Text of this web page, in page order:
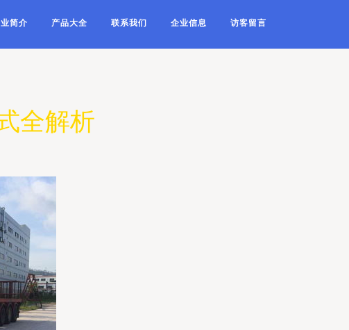
简介 产品大全 联系我们 企业信息 访客留言
全解析